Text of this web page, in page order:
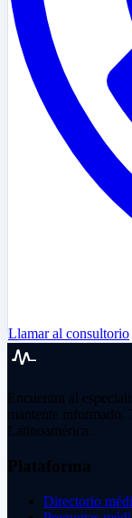
Llamar al consultorio
Encuentra al
mantente informado.
Latinoamérica.
Plataforma
Directorio